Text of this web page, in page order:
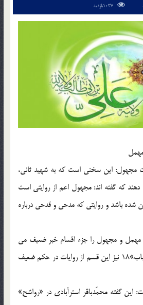
مجهول: اين سخنى است كه به شهيد ثانى،
كه گفته اند: مجهول اعم از روايتى است
باشد و روايتى كه مدحى و قدحى درباره
و مجهول را جزء اقسام خبر ضعيف مى
شمارد مى افزايد: در «لب اللباب»18 نيز اين قسم از روايات در حكم ضعيف
گفته محمّدباقر استرآبادى در «رواشح»